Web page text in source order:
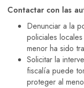
Contactar con las
Denunciar a la
policiales
menor ha sido
Solicitar la
fiscalía puede
proteger al